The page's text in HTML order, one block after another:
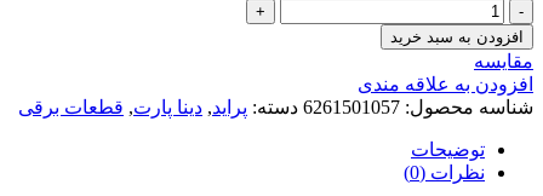
پمپ
بنزین
4
فیش
کامل
افزودن به سبد خرید
مقایسه
افزودن به علاقه مندی
شناسه محصول: 6261501057 دسته: پراید, دینا پارت, قطعات برقی
توضیحات
نظرات (0)